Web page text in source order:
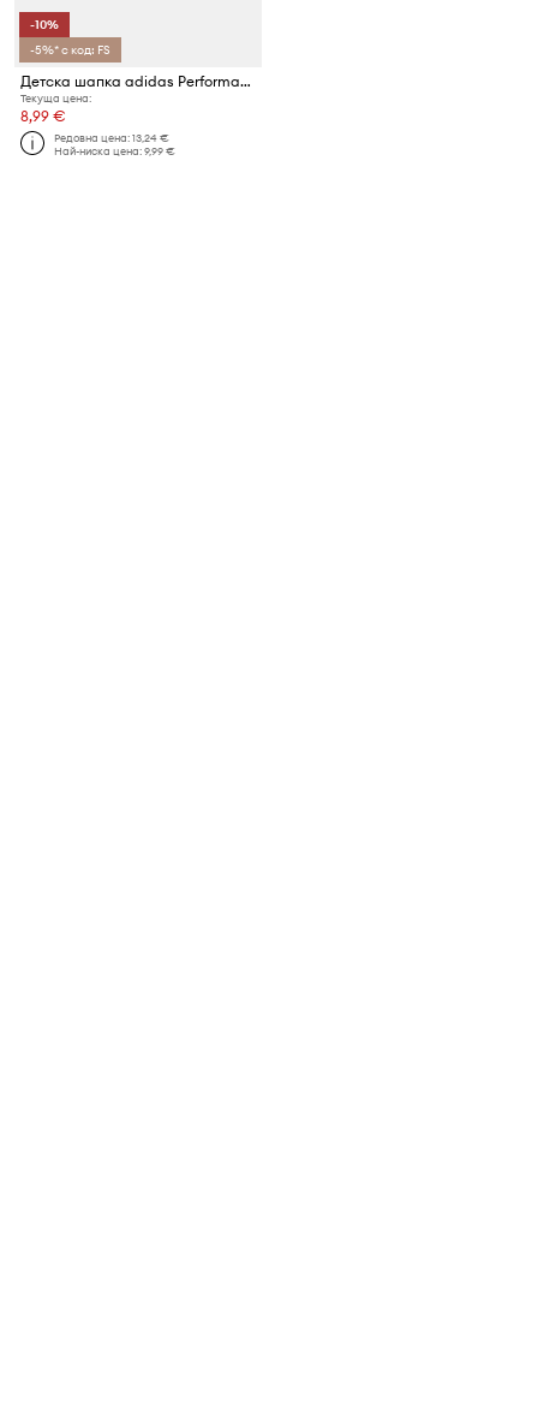
-10%
-5%* с код: FS
Детска шапка adidas Performance
Текуща цена:
8,99 €
Редовна цена:13,24 €
Най-ниска цена:9,99 €